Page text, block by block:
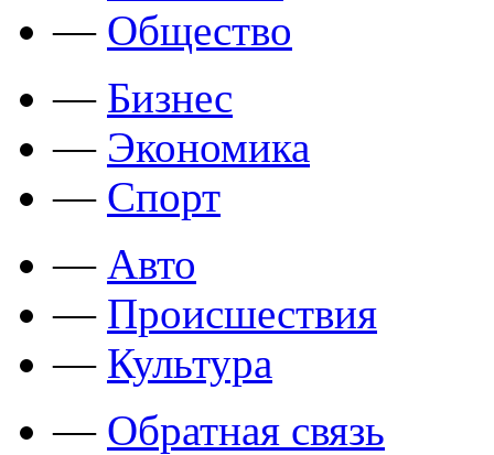
— Общество
— Бизнес
— Экономика
— Спорт
— Авто
— Происшествия
— Культура
— Обратная связь